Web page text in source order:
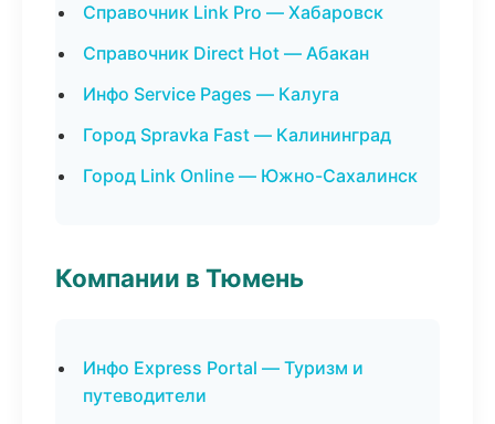
Справочник Link Pro — Хабаровск
Справочник Direct Hot — Абакан
Инфо Service Pages — Калуга
Город Spravka Fast — Калининград
Город Link Online — Южно-Сахалинск
Компании в Тюмень
Инфо Express Portal — Туризм и
путеводители